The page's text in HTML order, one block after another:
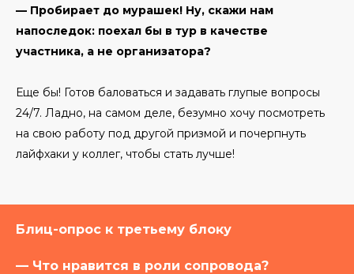
— Пробирает до мурашек! Ну, скажи нам
напоследок: поехал бы в тур в качестве
участника, а не организатора?
Еще бы! Готов баловаться и задавать глупые вопросы
24/7. Ладно, на самом деле, безумно хочу посмотреть
на свою работу под другой призмой и почерпнуть
лайфхаки у коллег, чтобы стать лучше!
Блиц-опрос к третьему блоку
— Что нравится в роли сопровода?